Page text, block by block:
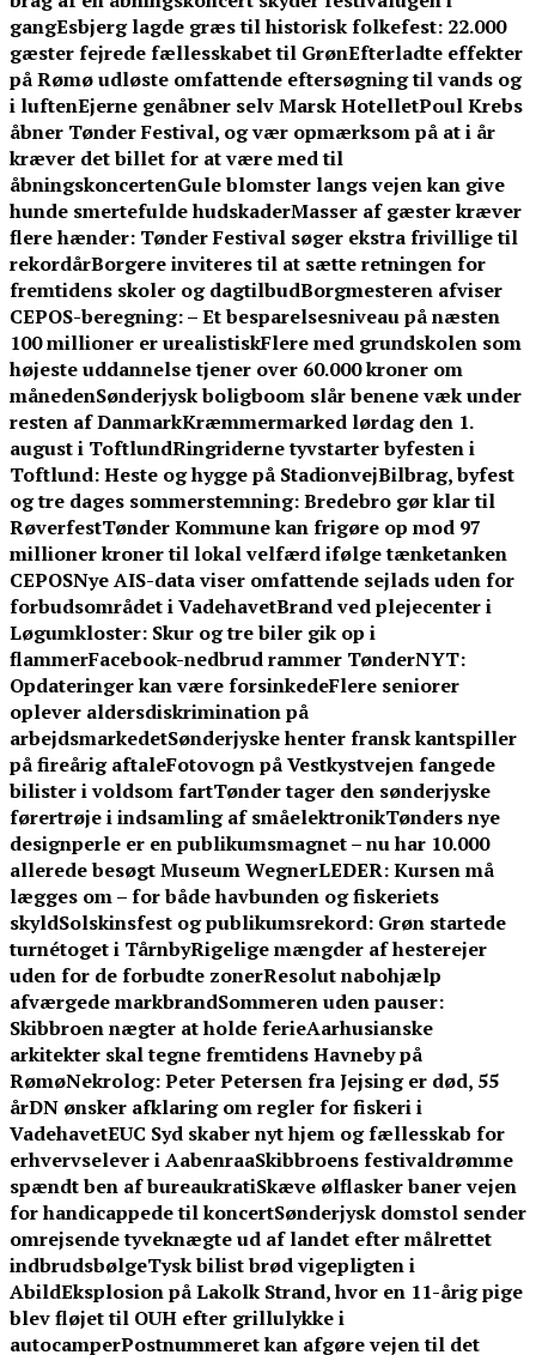
gangEsbjerg lagde græs til historisk folkefest: 22.000
gæster fejrede fællesskabet til GrønEfterladte effekter
på Rømø udløste omfattende eftersøgning til vands og
i luftenEjerne genåbner selv Marsk HotelletPoul Krebs
åbner Tønder Festival, og vær opmærksom på at i år
kræver det billet for at være med til
åbningskoncertenGule blomster langs vejen kan give
hunde smertefulde hudskaderMasser af gæster kræver
flere hænder: Tønder Festival søger ekstra frivillige til
rekordårBorgere inviteres til at sætte retningen for
fremtidens skoler og dagtilbudBorgmesteren afviser
CEPOS-beregning: – Et besparelsesniveau på næsten
100 millioner er urealistiskFlere med grundskolen som
højeste uddannelse tjener over 60.000 kroner om
månedenSønderjysk boligboom slår benene væk under
resten af DanmarkKræmmermarked lørdag den 1.
august i ToftlundRingriderne tyvstarter byfesten i
Toftlund: Heste og hygge på StadionvejBilbrag, byfest
og tre dages sommerstemning: Bredebro gør klar til
RøverfestTønder Kommune kan frigøre op mod 97
millioner kroner til lokal velfærd ifølge tænketanken
CEPOSNye AIS-data viser omfattende sejlads uden for
forbudsområdet i VadehavetBrand ved plejecenter i
Løgumkloster: Skur og tre biler gik op i
flammerFacebook-nedbrud rammer TønderNYT:
Opdateringer kan være forsinkedeFlere seniorer
oplever aldersdiskrimination på
arbejdsmarkedetSønderjyske henter fransk kantspiller
på fireårig aftaleFotovogn på Vestkystvejen fangede
bilister i voldsom fartTønder tager den sønderjyske
førertrøje i indsamling af småelektronikTønders nye
designperle er en publikumsmagnet – nu har 10.000
allerede besøgt Museum WegnerLEDER: Kursen må
lægges om – for både havbunden og fiskeriets
skyldSolskinsfest og publikumsrekord: Grøn startede
turnétoget i TårnbyRigelige mængder af hesterejer
uden for de forbudte zonerResolut nabohjælp
afværgede markbrandSommeren uden pauser:
Skibbroen nægter at holde ferieAarhusianske
arkitekter skal tegne fremtidens Havneby på
RømøNekrolog: Peter Petersen fra Jejsing er død, 55
årDN ønsker afklaring om regler for fiskeri i
VadehavetEUC Syd skaber nyt hjem og fællesskab for
erhvervselever i AabenraaSkibbroens festivaldrømme
spændt ben af bureaukratiSkæve ølflasker baner vejen
for handicappede til koncertSønderjysk domstol sender
omrejsende tyveknægte ud af landet efter målrettet
indbrudsbølgeTysk bilist brød vigepligten i
AbildEksplosion på Lakolk Strand, hvor en 11-årig pige
blev fløjet til OUH efter grillulykke i
autocamperPostnummeret kan afgøre vejen til det